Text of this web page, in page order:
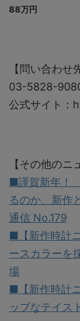
88万円
【問い合わ
03-5828-
公式サイト
【その他のニ
■謹賀新年！
るのか、新作
通信 No.179
■【新作時計
ースカラーを
場
■【新作時計
ップなテイス